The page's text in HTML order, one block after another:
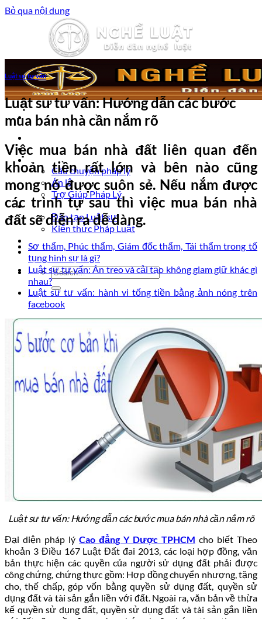
Bỏ qua nội dung
Luật sư tư vấn
Vấn đề pháp lý
Câu chuyện pháp lý
Án lệ
Trợ Giúp Pháp Lý
Nghề Luật
Đào tạo Luật sư
Kiến thức Pháp Luật
Kinh nghiệm – Kỹ năng
Tin tức pháp luật
Luật sư tư vấn
Luật sư tư vấn: Hướng dẫn các bước
mua bán nhà cần nắm rõ
Việc mua bán nhà đất liên quan đến
khoản tiền rất lớn và bên nào cũng
mong nó được suôn sẻ. Nếu nắm được
các trình tự sau thì việc mua bán nhà
đất sẽ diễn ra dễ dàng.
Sơ thẩm, Phúc thẩm, Giám đốc thẩm, Tái thẩm trong tố
tụng hình sự là gì?
Luật sư tư vấn: Án treo và cải tạo không giam giữ khác gì
nhau?
Luật sư tư vấn: hành vi tống tiền bằng ảnh nóng trên
facebook
Luật sư tư vấn: Hướng dẫn các bước mua bán nhà cần nắm rõ
Đại diện pháp lý Cao đẳng Y Dược TPHCM cho biết Theo
khoản 3 Điều 167 Luật Đất đai 2013, các loại hợp đồng, văn
bản thực hiện các quyền của người sử dụng đất phải được
công chứng, chứng thực gồm: Hợp đồng chuyển nhượng, tặng
cho, thế chấp, góp vốn bằng quyền sử dụng đất, quyền sử
dụng đất và tài sản gắn liền với đất. Ngoài ra, văn bản về thừa
kế quyền sử dụng đất, quyền sử dụng đất và tài sản gắn liền